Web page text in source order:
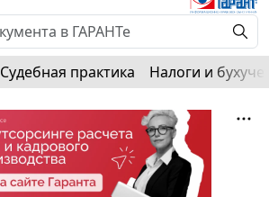
Судебная практика Налоги и